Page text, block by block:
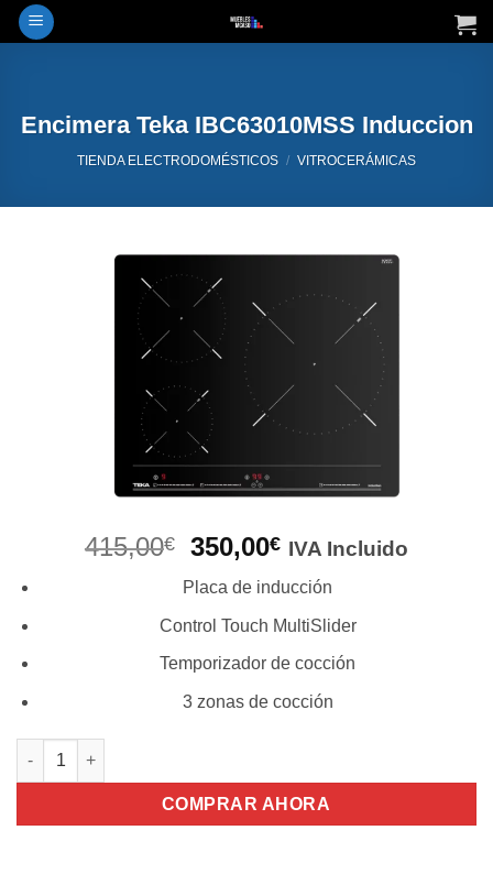
Saltar
al
Encimera Teka IBC63010MSS Induccion
TIENDA ELECTRODOMÉSTICOS / VITROCERÁMICAS
415,00€
El
original
era:
415,00€.
350,00€El
precio
actual
es:
350,00€.
IVA Incluido
Placa de inducción
Control Touch MultiSlider
Temporizador de cocción
3 zonas de cocción
Encimera Teka IBC63010MSS Induccion cantidad
COMPRAR AHORA